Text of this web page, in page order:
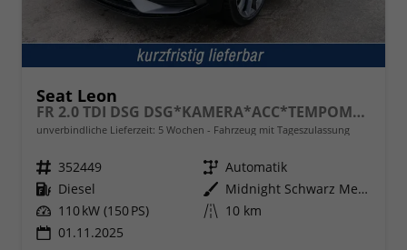
Seat Leon
FR 2.0 TDI DSG DSG*KAMERA*ACC*TEMPOMAT*NAVI*3-ZONE KLIMAAUTOMATIK*VIRTUAL COCKPIT*
unverbindliche Lieferzeit: 5 Wochen Fahrzeug mit Tageszulassung
Fahrzeugnr. 352449 Getriebe Automatik
Kraftstoff Diesel Außenfarbe
Midnight Schwarz Metallic
Leistung 110 kW (150 PS) Kilometerstand 10 km
01.11.2025